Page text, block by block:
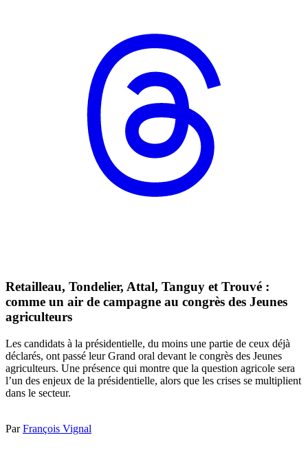
Retailleau, Tondelier, Attal, Tanguy et Trouvé :
comme un air de campagne au congrès des Jeunes
agriculteurs
Les candidats à la présidentielle, du moins une partie de ceux déjà
déclarés, ont passé leur Grand oral devant le congrès des Jeunes
agriculteurs. Une présence qui montre que la question agricole sera
l’un des enjeux de la présidentielle, alors que les crises se multiplient
dans le secteur.
ParFrançois Vignal